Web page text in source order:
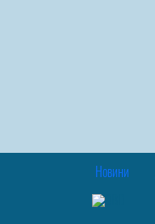
Новини